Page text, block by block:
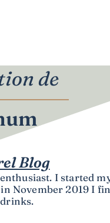
de
Blog
I started
November 2019 I